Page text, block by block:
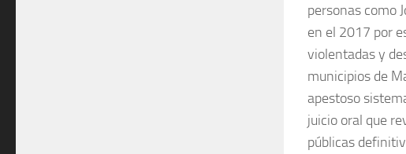
personas como
en el 2017 por
violentadas y
municipios de
apestoso
juicio oral que
públicas